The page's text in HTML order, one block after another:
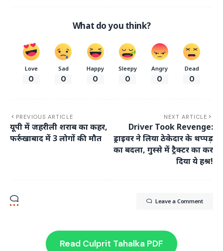
What do you think?
Love
0
Sad
0
Happy
0
Sleepy
0
Angry
0
Dead
0
PREVIOUS ARTICLE
यूपी में जहरीली शराब का कहर,
फर्रुखाबाद में 3 लोगों की मौत
NEXT ARTICLE
Driver Took Revenge:
ड्राइवर ने लिया ठेकेदार के थप्पड़
का बदला, गुस्से में ट्रैक्टर का कर
दिया ये हश्र!
Leave a Comment
Read Culprit Tahalka PDF